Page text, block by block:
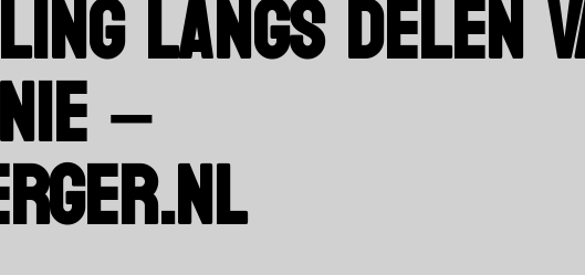
LANGS DELEN
–